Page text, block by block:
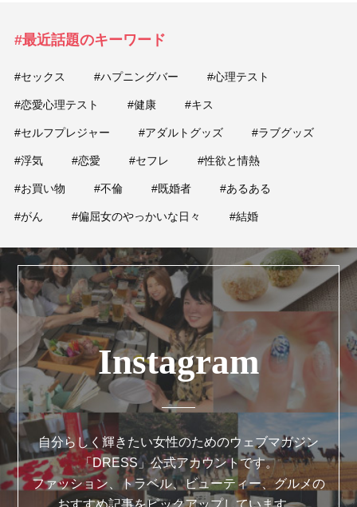
#最近話題のキーワード
#セックス #ハプニングバー #心理テスト
#恋愛心理テスト #健康 #キス
#セルフプレジャー #アダルトグッズ #ラブグッズ
#浮気 #恋愛 #セフレ #性欲と情熱
#お買い物 #不倫 #既婚者 #あるある
#がん #偏屈女のやっかいな日々 #結婚
Instagram
自分らしく輝きたい女性のためのウェブマガジン
「DRESS」公式アカウントです。
ファッション、トラベル、ビューティー、グルメの
おすすめ記事をピックアップしています。